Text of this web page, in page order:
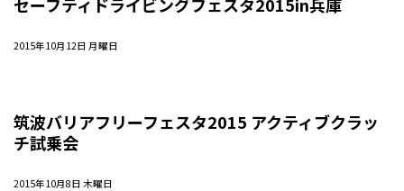
2015年10月12日 月曜日
筑波バリアフリーフェスタ2015 アクティブクラッ
チ試乗会
2015年10月8日 木曜日